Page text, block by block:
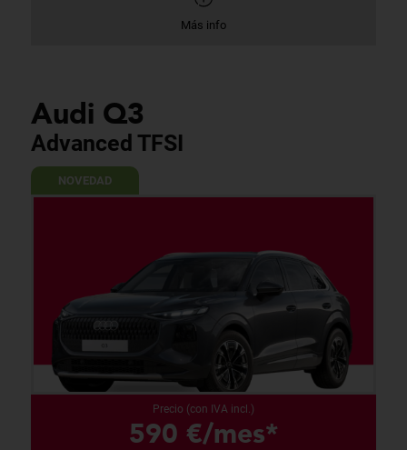
Más info
Audi Q3
Advanced TFSI
NOVEDAD
Precio (con IVA incl.)
590 €/mes*